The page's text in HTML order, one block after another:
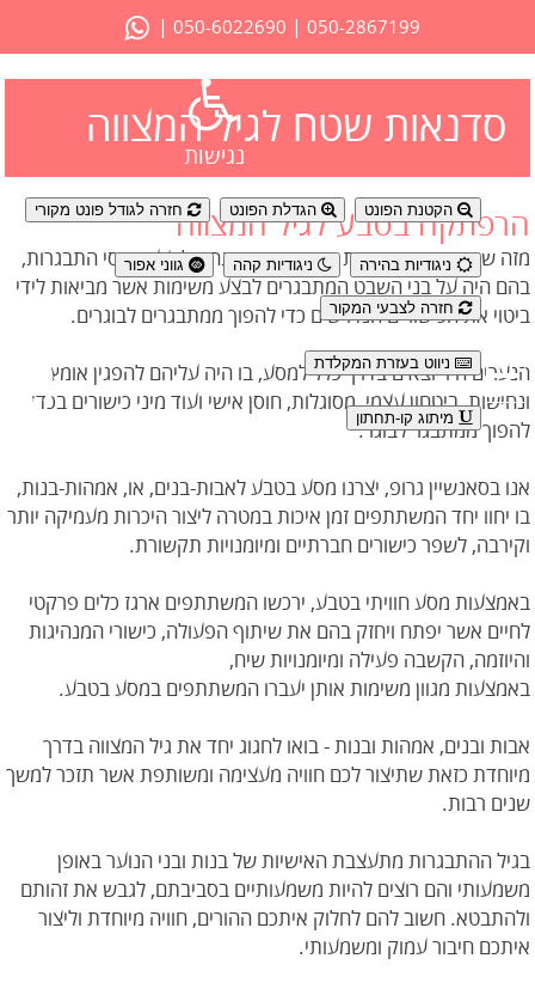
050-2867199
|
050-6022690
|
נגישות
הקטנת הפונט הגדלת הפונט חזרה לגודל פונט מקורי
ניגודיות בהירה ניגודיות קהה גווני אפור
חזרה לצבעי המקור
ניווט בעזרת המקלדת
מיתוג קו-תחתון
סדנאות שטח לגיל המצווה
הרפתקה בטבע לגיל המצווה
מזה שנים רבות, תרבויות רבות ומגוונות נהגו לבצע טקסי התבגרות,
בהם היה על בני השבט המתבגרים לבצע משימות אשר מביאות לידי
ביטוי את הכישורים הנדרשים כדי להפוך ממתבגרים לבוגרים.
הנערים היו יוצאים בדרך כלל למסע, בו היה עליהם להפגין אומץ
ונחישות, ביטחון עצמי, מסוגלות, חוסן אישי ועוד מיני כישורים בכדי
להפוך ממתבגר לבוגר.
אנו בסאנשיין גרופ, יצרנו מסע בטבע לאבות-בנים, או, אמהות-בנות,
בו יחוו יחד המשתתפים זמן איכות במטרה ליצור היכרות מעמיקה יותר
וקירבה, לשפר כישורים חברתיים ומיומנויות תקשורת.
באמצעות מסע חוויתי בטבע, ירכשו המשתתפים ארגז כלים פרקטי
לחיים אשר יפתח ויחזק בהם את שיתוף הפעולה, כישורי המנהיגות
והיוזמה, הקשבה פעילה ומיומנויות שיח,
באמצעות מגוון משימות אותן יעברו המשתתפים במסע בטבע.
אבות ובנים, אמהות ובנות - בואו לחגוג יחד את גיל המצווה בדרך
מיוחדת כזאת שתיצור לכם חוויה מעצימה ומשותפת אשר תזכר למשך
שנים רבות.
בגיל ההתבגרות מתעצבת האישיות של בנות ובני הנוער באופן
משמעותי והם רוצים להיות משמעותיים בסביבתם, לגבש את זהותם
ולהתבטא. חשוב להם לחלוק איתכם ההורים, חוויה מיוחדת וליצור
איתכם חיבור עמוק ומשמעותי.